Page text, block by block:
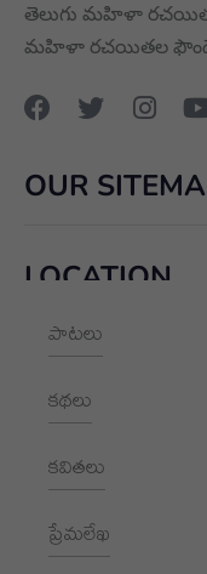
తెలుగు మహిళా
మహిళా రచయితల
OUR
పాటలు
కథలు
కవితలు
ప్రేమలేఖ
LOCATION
+91 9989928562
1002, Royal